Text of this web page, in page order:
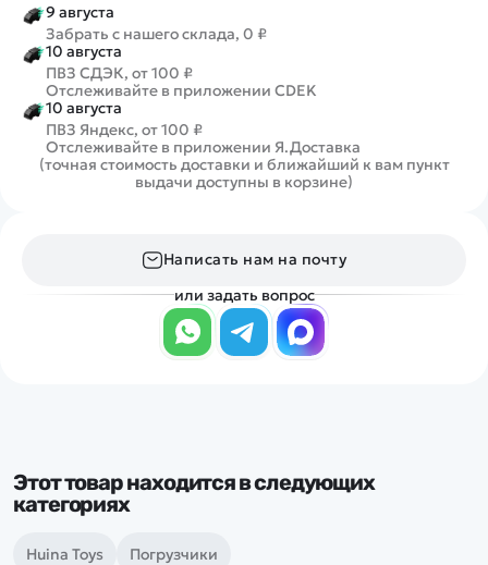
9 августа
Забрать с нашего склада, 0 ₽
10 августа
ПВЗ СДЭК, от 100 ₽
Отслеживайте в приложении CDEK
10 августа
ПВЗ Яндекс, от 100 ₽
Отслеживайте в приложении Я.Доставка
(точная стоимость доставки и ближайший к вам пункт
выдачи доступны в корзине)
Написать нам на почту
или задать вопрос
Этот товар находится в следующих
категориях
Huina Toys Погрузчики